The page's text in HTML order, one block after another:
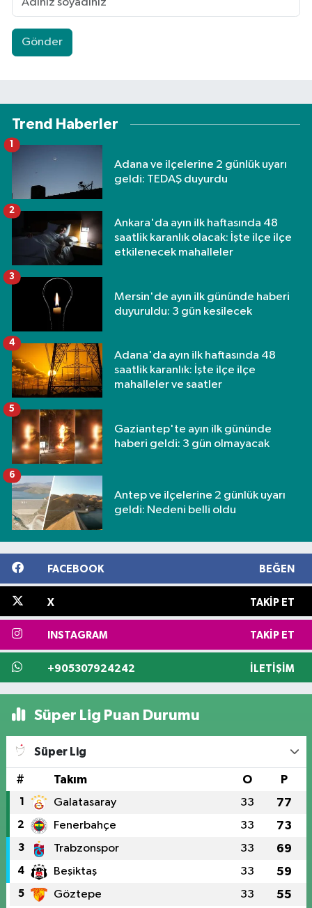
Gönder
Trend Haberler
Adana ve ilçelerine 2 günlük uyarı
geldi: TEDAŞ duyurdu
1
Ankara'da ayın ilk haftasında 48
saatlik karanlık olacak: İşte ilçe ilçe
etkilenecek mahalleler
2
Mersin'de ayın ilk gününde haberi
duyuruldu: 3 gün kesilecek
3
Adana'da ayın ilk haftasında 48
saatlik karanlık: İşte ilçe ilçe
mahalleler ve saatler
4
Gaziantep'te ayın ilk gününde
haberi geldi: 3 gün olmayacak
5
Antep ve ilçelerine 2 günlük uyarı
geldi: Nedeni belli oldu
6
FACEBOOK BEĞEN
X TAKIP ET
INSTAGRAM TAKIP ET
+905307924242 İLETIŞIM
Süper Lig Puan Durumu
Süper Lig
# Takım O P
1 Galatasaray 33 77
2 Fenerbahçe 33 73
3 Trabzonspor 33 69
4 Beşiktaş 33 59
5 Göztepe 33 55